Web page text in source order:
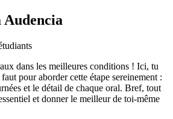
Audencia
dans les meilleures conditions ! Ici, tu
pour aborder cette étape sereinement :
et le détail de chaque oral. Bref, tout
et donner le meilleur de toi-même